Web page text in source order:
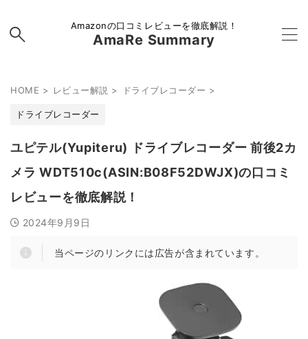
Amazonの口コミレビューを徹底解説！
AmaRe Summary
HOME > レビュー解説 > ドライブレコーダー >
ドライブレコーダー
ユピテル(Yupiteru) ドライブレコーダー 前後2カ
メラ WDT510c(ASIN:B08F52DWJX)の口コミ
レビューを徹底解説！
2024年9月9日
当ページのリンクには広告が含まれています。